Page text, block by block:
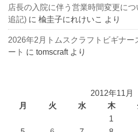
店長の入院に伴う営業時間変更に
追記) に楡圭子にれけいこ より
2026年2月トムスクラフトビギナー
ート にtomscraftより
2012年11月
月
火 水 木
1